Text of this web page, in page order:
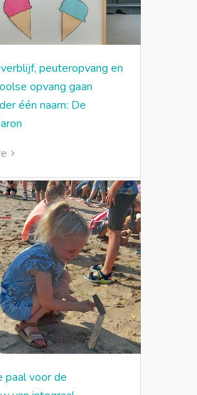
peuteropvang en
opvang gaan
één naam: De
paal voor de